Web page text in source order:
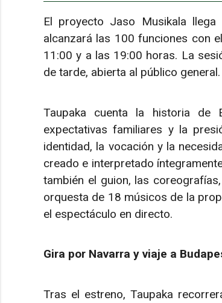
El proyecto Jaso Musikala
alcanzará las 100 funciones con
11:00 y a las 19:00 horas. La
de tarde, abierta al público general.
Taupaka cuenta la historia de
expectativas familiares y la
identidad, la vocación y la
creado e interpretado
también el guion, las
orquesta de 18 músicos de la
el espectáculo en directo.
Gira por Navarra y viaje a
Tras el estreno, Taupaka